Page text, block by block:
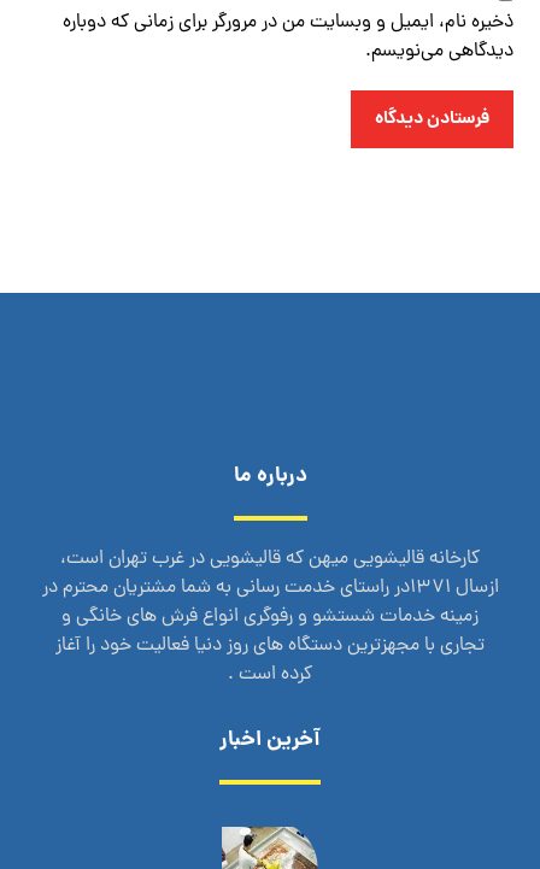
ذخیره نام، ایمیل و وبسایت من در مرورگر برای زمانی که دوباره
دیدگاهی می‌نویسم.
فرستادن دیدگاه
درباره ما
کارخانه قالیشویی میهن که قالیشویی در غرب تهران است،
ازسال 1371در راستای خدمت رسانی به شما مشتریان محترم در
زمینه خدمات شستشو و رفوگری انواع فرش های خانگی و
تجاری با مجهزترین دستگاه های روز دنیا فعالیت خود را آغاز
کرده است .
آخرین اخبار